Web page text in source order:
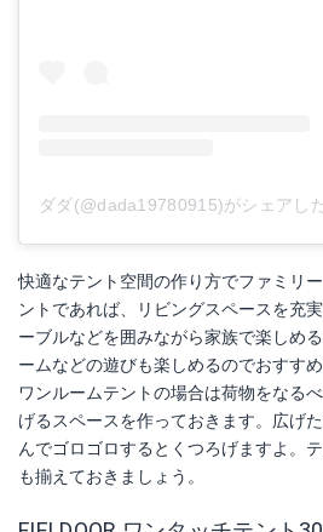
ダダ(@dada19780915)がシェアし
快適なテント空間の作り方でファミリ
ントであれば、リビングスペースを充
ーブルなどを囲みながら家族で楽しめ
ームなどの遊びも楽しめるのでおすす
ワンルームテントの場合は荷物をなる
げるスペースを作っておきます。広げ
んでゴロゴロするとくつろげますよ。
も揃えておきましょう。